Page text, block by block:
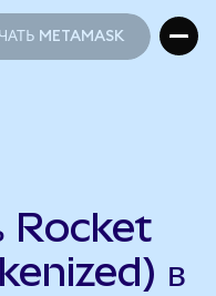
METAMASK
Rocket
в